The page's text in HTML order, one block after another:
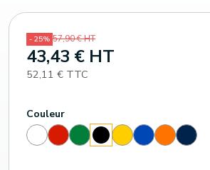
- 25% 57,90 € HT
43,43 € HT
52,11 € TTC
Couleur
BlancRouge
(186
Vert
(348
NoirJaune
(116
Bleu
roi
Orange
(151
Bleu
marine